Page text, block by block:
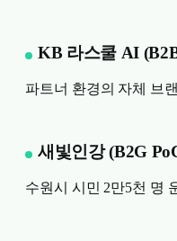
KB 라스쿨 AI
파트너 환경의 자체 브
새빛인강 (B2G
수원시 시민 2만5천 명